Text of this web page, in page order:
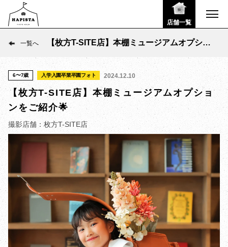
店舗一覧
一覧へ
【枚方T-SITE店】本棚ミュージアムオプショ
6〜7歳 入学入園卒業卒園フォト 2024.12.10
【枚方T-SITE店】本棚ミュージアムオプショ
ンをご紹介🌟
撮影店舗：枚方T-SITE店